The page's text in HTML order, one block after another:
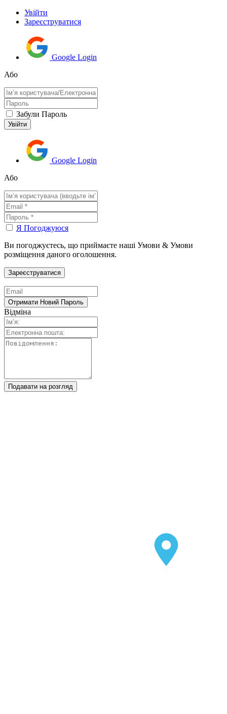
Увійти
Зареєструватися
Google Login
Або
Забули Пароль
Google Login
Або
Я Погоджуюся
Ви погоджуєтесь, що приймаєте наші Умови & Умови
розміщення даного оголошення.
Відміна